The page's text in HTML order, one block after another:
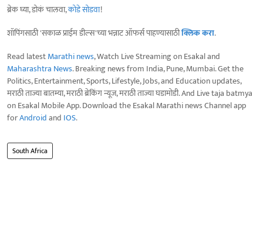
ब्रेक घ्या, डोकं चालवा,कोडे सोडवा!
शॉपिंगसाठी 'सकाळ प्राईम डील्स'च्या भन्नाट ऑफर्स पाहण्यासाठीक्लिक करा.
Read latestMarathi news, Watch Live Streaming on Esakal and
Maharashtra News. Breaking news from India, Pune, Mumbai. Get the
Politics, Entertainment, Sports, Lifestyle, Jobs, and Education updates,
मराठी ताज्या बातम्या, मराठी ब्रेकिंग न्यूज, मराठी ताज्या घडामोडी. And Live taja batmya
on Esakal Mobile App. Download the Esakal Marathi news Channel app
forAndroidand IOS.
South Africa